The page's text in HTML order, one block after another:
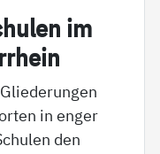
im
in enger
den